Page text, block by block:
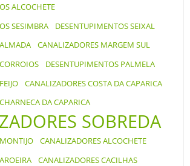
ALCOCHETE
SESIMBRA
DESENTUPIMENTOS SEIXAL
CANALIZADORES MARGEM SUL
DESENTUPIMENTOS PALMELA
CANALIZADORES COSTA DA CAPARICA
DA CAPARICA
SOBREDA
CANALIZADORES ALCOCHETE
CANALIZADORES CACILHAS